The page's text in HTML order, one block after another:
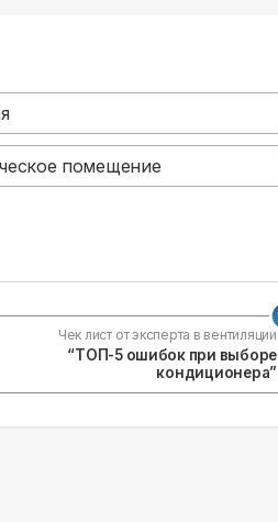
помещение
Чек лист от эксперта в вентиляции
“ТОП-5 ошибок при выборе
кондиционера”